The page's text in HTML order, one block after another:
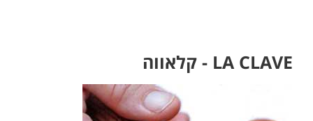
LA CLAVE - קלאווה